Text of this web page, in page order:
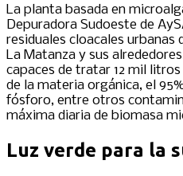
La planta basada en
Depuradora Sudoeste de
residuales cloacales urbanas
La Matanza y sus
capaces de tratar 12 mil
de la materia orgánica, el
fósforo, entre otros
máxima diaria de biomasa
Luz verde para la